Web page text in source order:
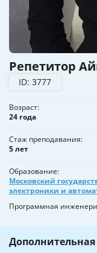
Репетитор
ID: 3777
Возраст
24 года
Стаж преподавания
5 лет
Образование
Московский
электроники и
Программная